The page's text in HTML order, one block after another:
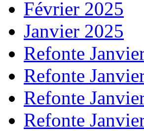
Février 2025
Janvier 2025
Refonte
Refonte
Refonte
Refonte